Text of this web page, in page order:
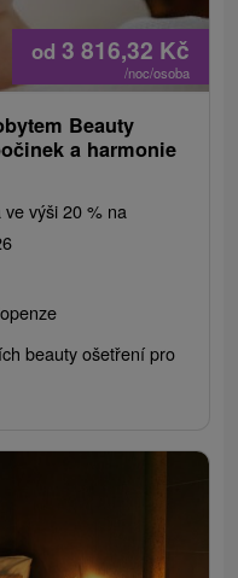
od 3 816,32 Kč
/noc/osoba
Beauty
a harmonie
výši 20 % na
beauty ošetření pro